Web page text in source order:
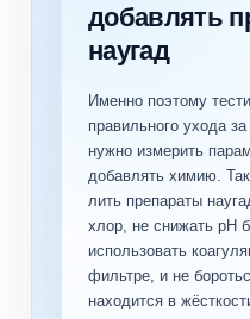
добавлять
наугад
Именно поэтому
правильного ухода
нужно измерить
добавлять химию.
лить препараты
хлор, не снижать pH
использовать
фильтре, и не
находится в